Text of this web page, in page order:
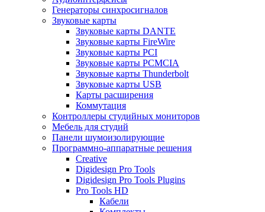
Генераторы синхросигналов
Звуковые карты
Звуковые карты DANTE
Звуковые карты FireWire
Звуковые карты PCI
Звуковые карты PCMCIA
Звуковые карты Thunderbolt
Звуковые карты USB
Карты расширения
Коммутация
Контроллеры студийных мониторов
Мебель для студий
Панели шумоизолирующие
Программно-аппаратные решения
Creative
Digidesign Pro Tools
Digidesign Pro Tools Plugins
Pro Tools HD
Кабели